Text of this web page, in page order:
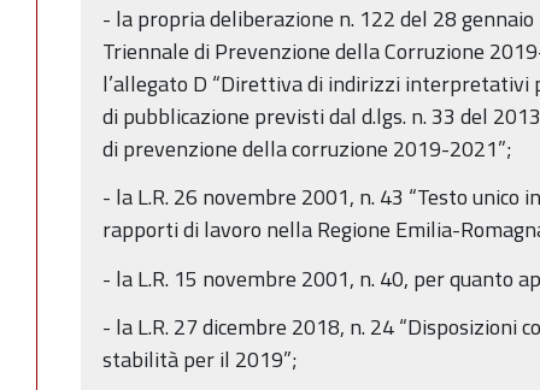
- la propria deliberazione n. 122 del 28
Triennale di Prevenzione della Corruzione
l’allegato D “Direttiva di indirizzi interpretativi
di pubblicazione previsti dal d.lgs. n. 33 del
di prevenzione della corruzione 2019-2021”;
- la L.R. 26 novembre 2001, n. 43 “Testo unico
rapporti di lavoro nella Regione Emilia-
- la L.R. 15 novembre 2001, n. 40, per quanto
- la L.R. 27 dicembre 2018, n. 24 “Disposizioni
stabilità per il 2019”;